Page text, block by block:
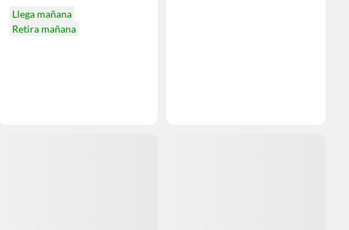
Llega mañana
Retira mañana